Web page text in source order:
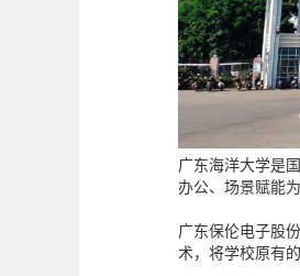
广东海洋大学是
办公、场景赋能
广东保伦电子股
术，将学校原有